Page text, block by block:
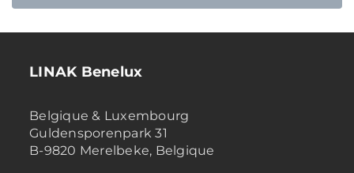
LINAK Benelux
Belgique & Luxembourg
Guldensporenpark 31
B-9820 Merelbeke, Belgique